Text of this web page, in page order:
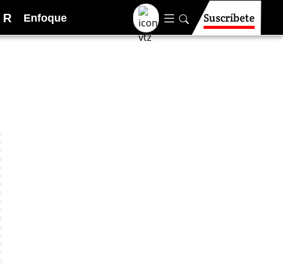
R Enfoque Suscríbete